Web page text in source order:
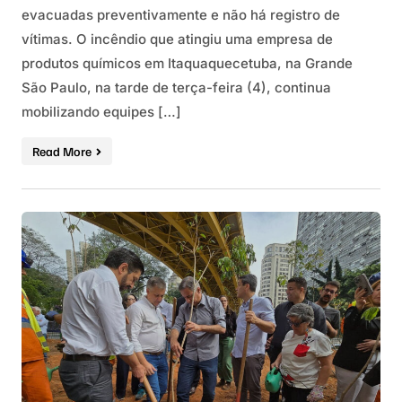
evacuadas preventivamente e não há registro de
vítimas. O incêndio que atingiu uma empresa de
produtos químicos em Itaquaquecetuba, na Grande
São Paulo, na tarde de terça-feira (4), continua
mobilizando equipes […]
Read More